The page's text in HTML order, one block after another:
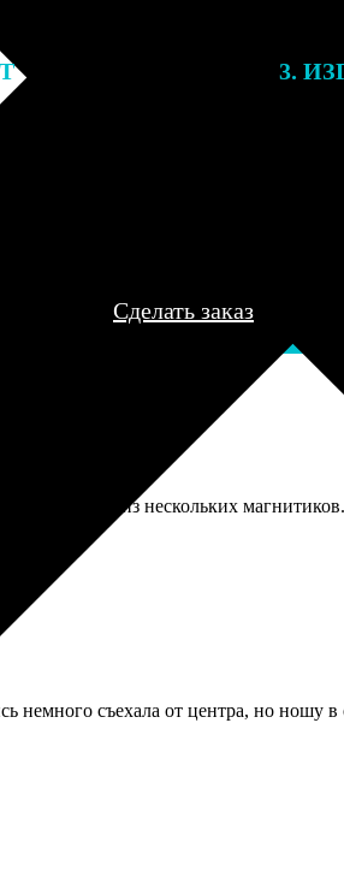
заказа к печати
могут связаться с Вами
телефону или email для
деталей.
3.
Сделать заказ
сам заказ из нескольких
немного съехала от центра, но ношу